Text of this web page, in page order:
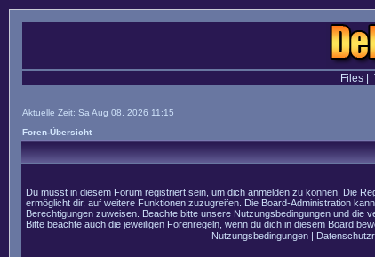
Files|
Aktuelle Zeit: Sa Aug 08, 2026 11:15
Foren-Übersicht
Du musst in diesem Forum registriert sein, um dich anmelden zu können. Die
ermöglicht dir, auf weitere Funktionen zuzugreifen. Die Board-Administration
Berechtigungen zuweisen. Beachte bitte unsere Nutzungsbedingungen und die
Bitte beachte auch die jeweiligen Forenregeln, wenn du dich in diesem Board
Nutzungsbedingungen |